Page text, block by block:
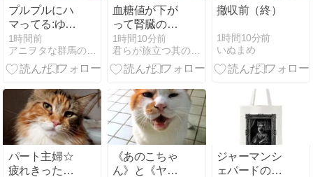
プルプルにハ
マってる:ゆる
ベジ1000日チ
ャレンジ944
日目
1時間前
アニヲタな群馬のゆるベジインストラクターひこが行く
血糖値が下が
って腎臓の数
値が悪化ぁぁ
ぁぁぁぁぁ
(o^―^o)ﾆｺ
1時間10分前
君らが旅立つ其の日まで セカンドステージ
撤収前（終）
1時間10分前
いぬまめ
パート主婦☆
疲れきった吐
《あのこちゃ
ん》と《ヤン
ジャーマンシ
ェパードのル